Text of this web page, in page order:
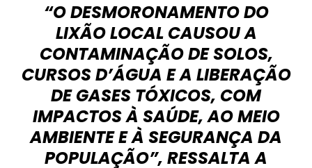
“O DESMORONAMENTO DO
LIXÃO LOCAL CAUSOU A
CONTAMINAÇÃO DE SOLOS,
CURSOS D’ÁGUA E A LIBERAÇÃO
DE GASES TÓXICOS, COM
IMPACTOS À SAÚDE, AO MEIO
AMBIENTE E À SEGURANÇA DA
POPULAÇÃO”, RESSALTA A